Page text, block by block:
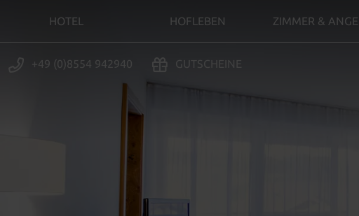
HOTEL HOFLEBEN ZIMMER &
+49 (0)8554 942940 GUTSCHEINE